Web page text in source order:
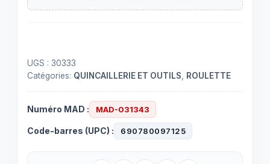
wide
UGS : 30333
Catégories: QUINCAILLERIE ET OUTILS, ROULETTE
Numéro MAD : MAD-031343
Code-barres (UPC) : 690780097125